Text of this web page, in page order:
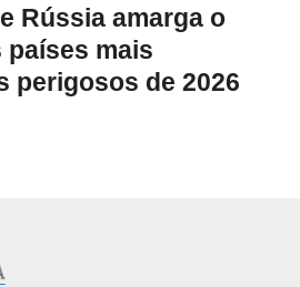
Rússia amarga o
mais
perigosos de 2026